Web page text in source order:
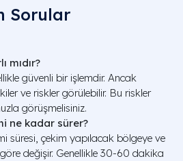
Sorular
mıdır?
güvenli bir işlemdir. Ancak
ve riskler görülebilir. Bu riskler
görüşmelisiniz.
ne kadar sürer?
süresi, çekim yapılacak bölgeye ve
değişir. Genellikle 30-60 dakika